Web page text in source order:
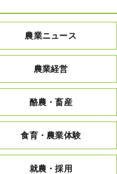
農業ニュース
農業経営
酪農・畜産
食育・農業体験
就農・採用